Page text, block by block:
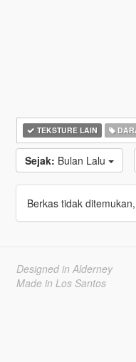
TEKSTURE LAIN
Sejak: Bulan Lalu
Berkas tidak
Designed in Alderney
Made in Los Santos